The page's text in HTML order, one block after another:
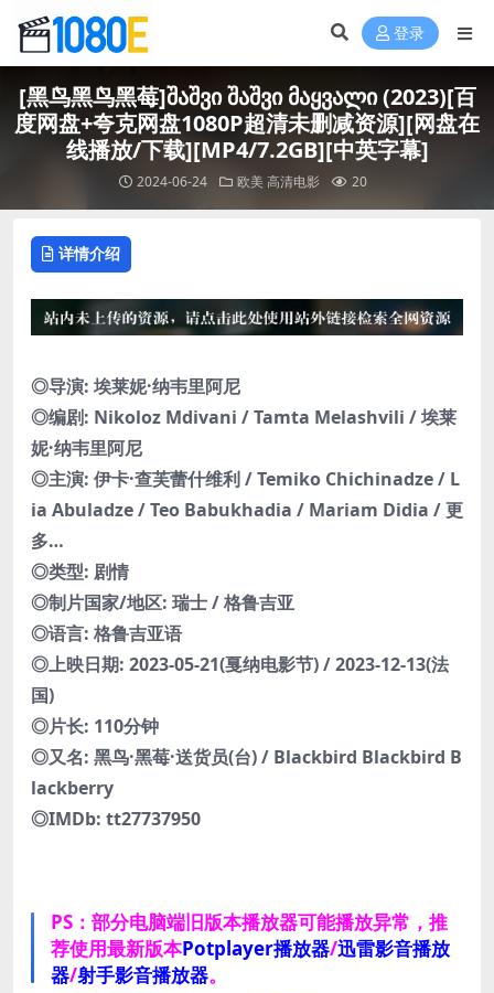
登录
[黑鸟黑鸟黑莓]შაშვი შაშვი მაყვალი (2023)[百
度网盘+夸克网盘1080P超清未删减资源][网盘在
线播放/下载][MP4/7.2GB][中英字幕]
2024-06-24 欧美 高清电影 20
详情介绍
◎导演: 埃莱妮·纳韦里阿尼
◎编剧: Nikoloz Mdivani / Tamta Melashvili / 埃莱
妮·纳韦里阿尼
◎主演: 伊卡·查芙蕾什维利 / Temiko Chichinadze / L
ia Abuladze / Teo Babukhadia / Mariam Didia / 更
多…
◎类型: 剧情
◎制片国家/地区: 瑞士 / 格鲁吉亚
◎语言: 格鲁吉亚语
◎上映日期: 2023-05-21(戛纳电影节) / 2023-12-13(法
国)
◎片长: 110分钟
◎又名: 黑鸟·黑莓·送货员(台) / Blackbird Blackbird B
lackberry
◎IMDb: tt27737950
PS：部分电脑端旧版本播放器可能播放异常，推
荐使用最新版本Potplayer播放器/迅雷影音播放
器/射手影音播放器。